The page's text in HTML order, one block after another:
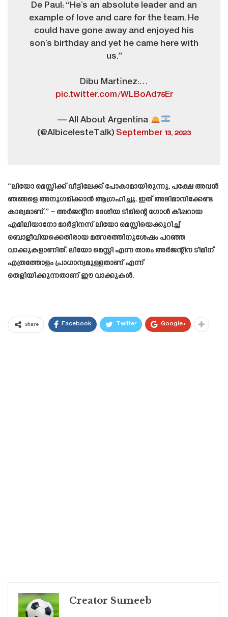
De Paul: “He’s an absolute leader and an
example of love and care for the team. He
could have gone away and enjoyed his
son’s birthday and yet he came here with
us.”
Dibu Martínez:…
pic.twitter.com/WLBoAd75Er
— All About Argentina
(@AlbicelesteTalk) September 13, 2023
“ലിയോ മെസ്സിക്ക് വീട്ടിലേക്ക് പോകാമായിരുന്നു, പക്ഷേ അവൻ
ഞങ്ങളെ അനുഗമിക്കാൻ ആഗ്രഹിച്ചു. ഇത് അഭിമാനിക്കേണ്ട
കാര്യമാണ്.” – അർജന്റീന ദേശീയ ടീമിന്റെ ഗോൾ കീപ്പറായ
എമിലിയാനോ മാർട്ടിനസ് ലിയോ മെസ്സിയെക്കുറിച്ച്
ബൊളീവിയക്കെതിരായ മത്സരത്തിനുശേഷം പറഞ്ഞ
വാക്കുകളാണിത്. ലിയോ മെസ്സി എന്ന താരം അർജന്റീന ടീമിന്
എത്രത്തോളം പ്രാധാന്യമുള്ളതാണ് എന്ന്
തെളിയിക്കുന്നതാണ് ഈ വാക്കുകൾ.
Share Facebook Twitter Google+
Creator Sumeeb